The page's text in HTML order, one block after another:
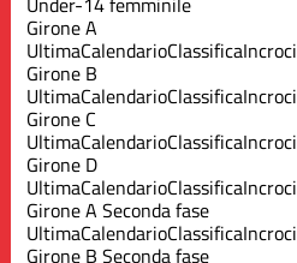
Girone A
UltimaCalendarioClassificaIncroci
Girone B
UltimaCalendarioClassificaIncroci
Girone C
UltimaCalendarioClassificaIncroci
Girone D
UltimaCalendarioClassificaIncroci
Girone A Seconda fase
UltimaCalendarioClassificaIncroci
Girone B Seconda fase